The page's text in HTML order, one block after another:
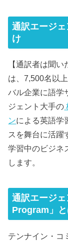
通訳エージ
け
【通訳者は聞
は、7,500名以
バル企業に語学
ジェント大手の
ンによる英語学
スを舞台に活躍
学習中のビジネ
します。
通訳エージ
Program」
テンナイン・コ